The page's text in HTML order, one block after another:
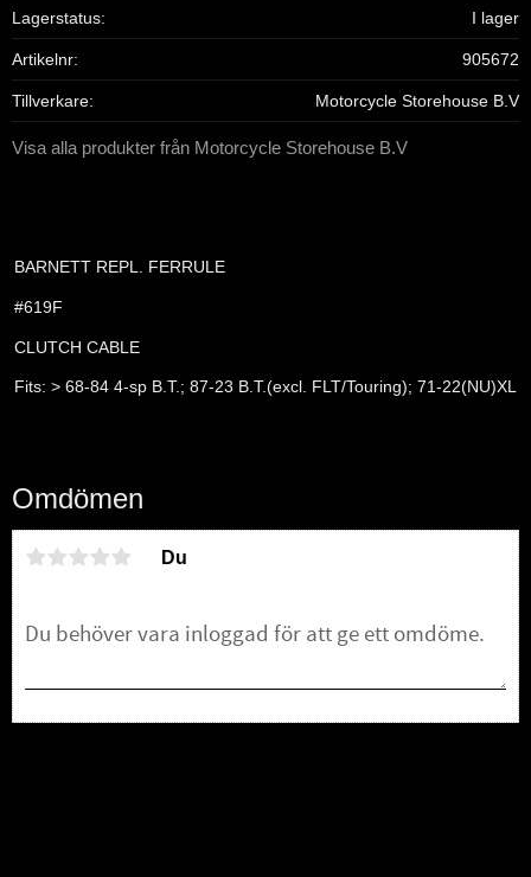
Lagerstatus I lager
Artikelnr 905672
Tillverkare Motorcycle Storehouse B.V
Visa alla produkter från Motorcycle Storehouse B.V
BARNETT REPL. FERRULE
#619F
CLUTCH CABLE
Fits: > 68-84 4-sp B.T.; 87-23 B.T.(excl. FLT/Touring); 71-22(NU)XL
Omdömen
Du